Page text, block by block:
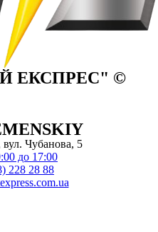
ЕКСПРЕС" ©
Чубанова, 5
до 17:00
228 28 88